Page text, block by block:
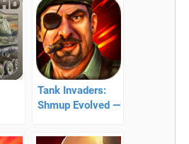
Tank Invaders:
Shmup Evolved —